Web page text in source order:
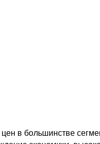
в большинстве